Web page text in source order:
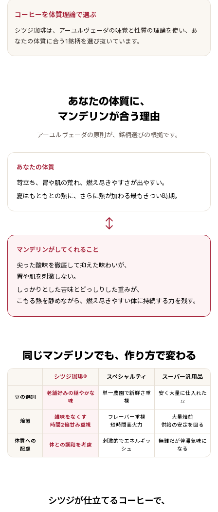
コーヒーを体質理論で選ぶ
シツジ珈琲は、アーユルヴェーダの味覚と性質の理論を使い、あ
なたの体質に合う1銘柄を選び抜いています。
あなたの体質に、
マンデリンが合う理由
アーユルヴェーダの原則が、銘柄選びの根拠です。
あなたの体質
苛立ち、胃や肌の荒れ、燃え尽きやすさが出やすい。
夏はもともとの熱に、さらに熱が加わる最もきつい時期。
↕
マンデリンがしてくれること
尖った酸味を徹底して抑えた味わいが、
胃や肌を刺激しない。
しっかりとした苦味とどっしりした重みが、
こもる熱を静めながら、燃え尽きやすい体に持続する力を残す。
同じマンデリンでも、作り方で変わる
シツジ珈琲® スペシャルティ スーパー汎用品
豆の選別
老舗好みの穏やかな
味
単一農園で新鮮さ重
視
安く大量に仕入れた
豆
焙煎
雑味をなくす
時間2倍甘み重視
フレーバー重視
短時間高火力
大量焙煎
供給の安定を図る
体質への
配慮
体との調和を考慮
刺激的でエネルギッ
シュ
無難だが停滞気味に
なる
シツジが仕立てるコーヒーで、